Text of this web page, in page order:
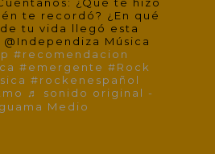
te recordó? ¿En qué
tu vida llegó esta
@Independiza Música
#recomendacion
#emergente #Rock
#rockenespañol
♬ sonido original -
Medio